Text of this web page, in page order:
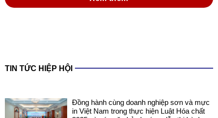
TIN TỨC HIỆP HỘI
Đồng hành cùng doanh nghiệp sơn và mực
in Việt Nam trong thực hiện Luật Hóa chất